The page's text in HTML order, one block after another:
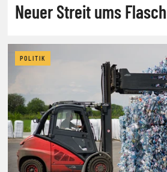
Neuer Streit ums
POLITIK